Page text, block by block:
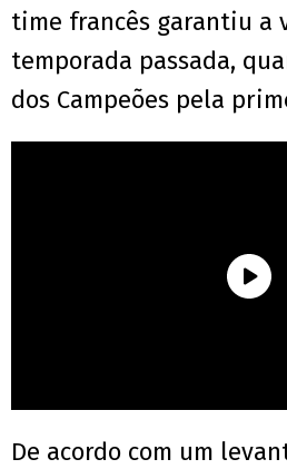
time francês garantiu a
temporada passada,
dos Campeões pela
De acordo com um